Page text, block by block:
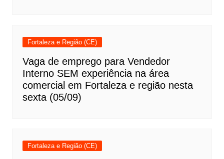
Fortaleza e Região (CE)
Vaga de emprego para Vendedor
Interno SEM experiência na área
comercial em Fortaleza e região nesta
sexta (05/09)
Fortaleza e Região (CE)